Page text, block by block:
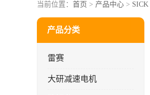
当前位置： 首页 > 产品中心 > SICK
产品分类
雷赛
大研减速电机